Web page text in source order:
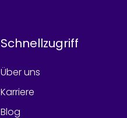
Schnellzugriff
Über uns
Karriere
Blog